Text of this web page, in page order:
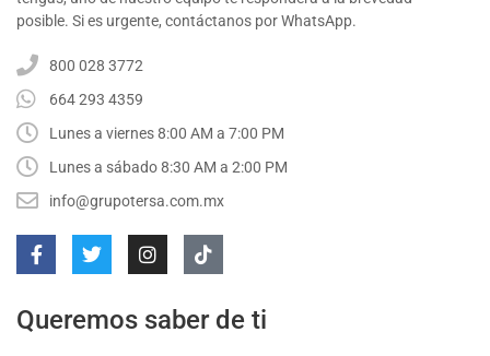
posible. Si es urgente, contáctanos por WhatsApp.
800 028 3772
664 293 4359
Lunes a viernes 8:00 AM a 7:00 PM
Lunes a sábado 8:30 AM a 2:00 PM
info@grupotersa.com.mx
Queremos saber de ti